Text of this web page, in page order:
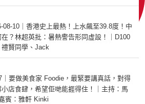
08-10｜香港史上最熱！上水飆至39.8度！中
？林超英批：暑熱警告形同虛設！｜D100
禮賢同學、Jack
｜要做美食家 Foodie，最緊要講真話，對得
店食肆，希望佢哋能捱得住！｜主持：馬
賓：雅軒 Kinki